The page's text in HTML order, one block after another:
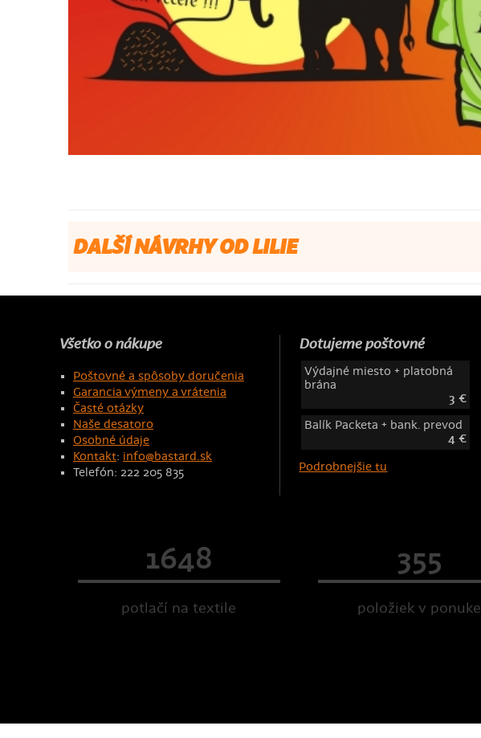
DALŠÍ NÁVRHY OD LILIE
Všetko o nákupe
Poštovné a spôsoby doručenia
Garancia výmeny a vrátenia
Časté otázky
Naše desatoro
Osobné údaje
Kontakt: info@bastard.sk
Telefón: 222 205 835
Dotujeme poštovné
Výdajné miesto + platobná
brána
3 €
Balík Packeta + bank. prevod
4 €
Podrobnejšie tu
1648
potlačí na textile
355
položiek v ponuke